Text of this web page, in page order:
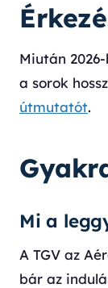
Miután
a sorok
útmutatót.
Mi a
A TGV az
bár az